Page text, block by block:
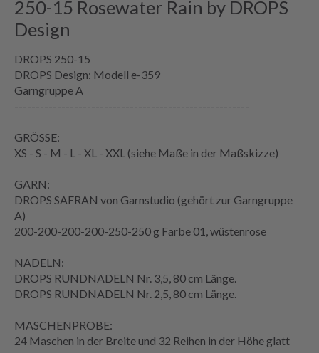
250-15 Rosewater Rain by DROPS
Design
DROPS 250-15
DROPS Design: Modell e-359
Garngruppe A
-------------------------------------------------------
GRÖSSE:
XS - S - M - L - XL - XXL (siehe Maße in der Maßskizze)
GARN:
DROPS SAFRAN von Garnstudio (gehört zur Garngruppe
A)
200-200-200-200-250-250 g Farbe 01, wüstenrose
NADELN:
DROPS RUNDNADELN Nr. 3,5, 80 cm Länge.
DROPS RUNDNADELN Nr. 2,5, 80 cm Länge.
MASCHENPROBE:
24 Maschen in der Breite und 32 Reihen in der Höhe glatt